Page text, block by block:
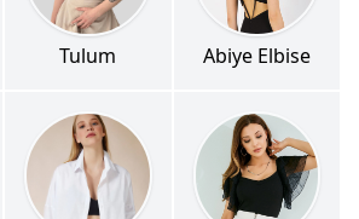
Tulum Abiye Elbise